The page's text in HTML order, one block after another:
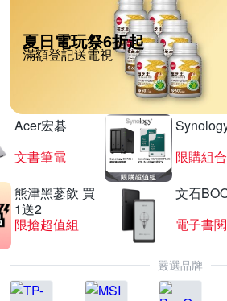
夏日電玩祭6折起
滿額登記送電視
Acer宏碁
文書筆電
限購組
熊津黑蔘飲 買
1送2
限搶超值組
文石
電子書
嚴選品牌